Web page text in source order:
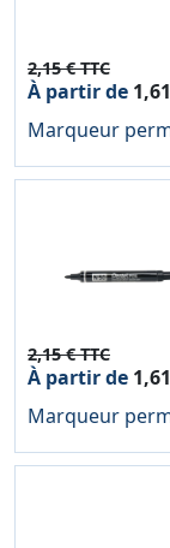
2,15 € TTC
À partir de
Marqueur
2,15 € TTC
À partir de
Marqueur